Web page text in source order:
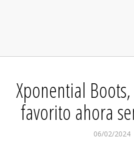
Xponential
favorito ahora
06/02/2024